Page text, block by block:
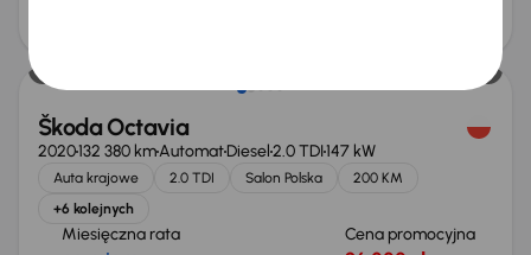
Škoda Octavia
2020132 380 kmAutomatDiesel2.0 TDI147 kW
Auta krajowe 2.0 TDI Salon Polska
200 KM
+6 kolejnych
Miesięczna rata Cena promocyjna